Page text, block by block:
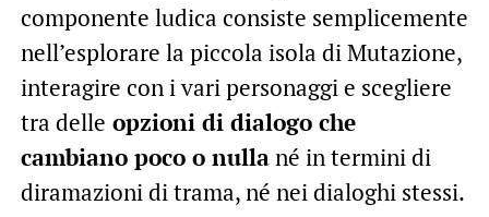
componente ludica consiste semplicemente
nell’esplorare la piccola isola di Mutazione,
interagire con i vari personaggi e scegliere
tra delle opzioni di dialogo che
cambiano poco o nullané in termini di
diramazioni di trama, né nei dialoghi stessi.